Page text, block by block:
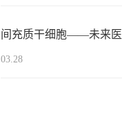
间充质干细胞——未来医
03.28